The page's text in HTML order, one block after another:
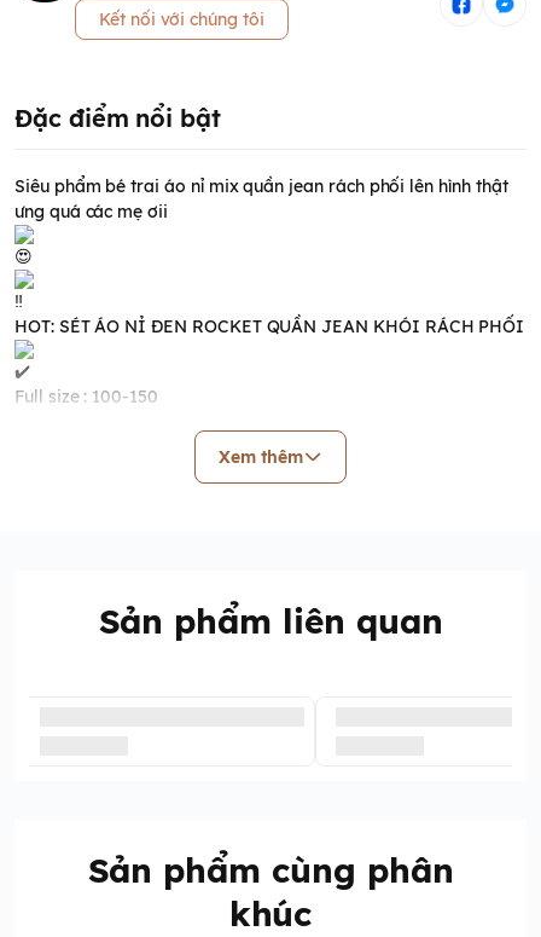
Kết nối với chúng tôi
Đặc điểm nổi bật
Siêu phẩm bé trai áo nỉ mix quần jean rách phối lên hình thật
ưng quá các mẹ ơii
HOT: SÉT ÁO NỈ ĐEN ROCKET QUẦN JEAN KHÓI RÁCH PHỐI
Full size : 100-150
Xem thêm
Sản phẩm liên quan
Sản phẩm cùng phân
khúc